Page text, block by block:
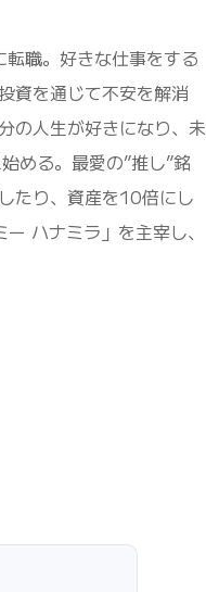
職。好きな仕事をする
資を通じて不安を解消
の人生が好きになり、未
める。最愛の”推し”銘
たり、資産を10倍にし
ハナミラ」を主宰し、